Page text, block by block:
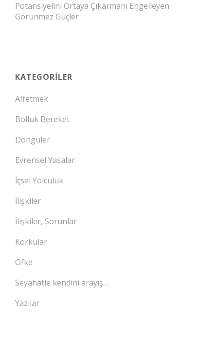
Potansiyelini Ortaya Çıkarmanı Engelleyen
Görünmez Güçler
KATEGORILER
Affetmek
Bolluk Bereket
Döngüler
Evrensel Yasalar
İçsel Yolculuk
İlişkiler
İlişkiler, Sorunlar
Korkular
Öfke
Seyahatle kendini arayış…
Yazılar